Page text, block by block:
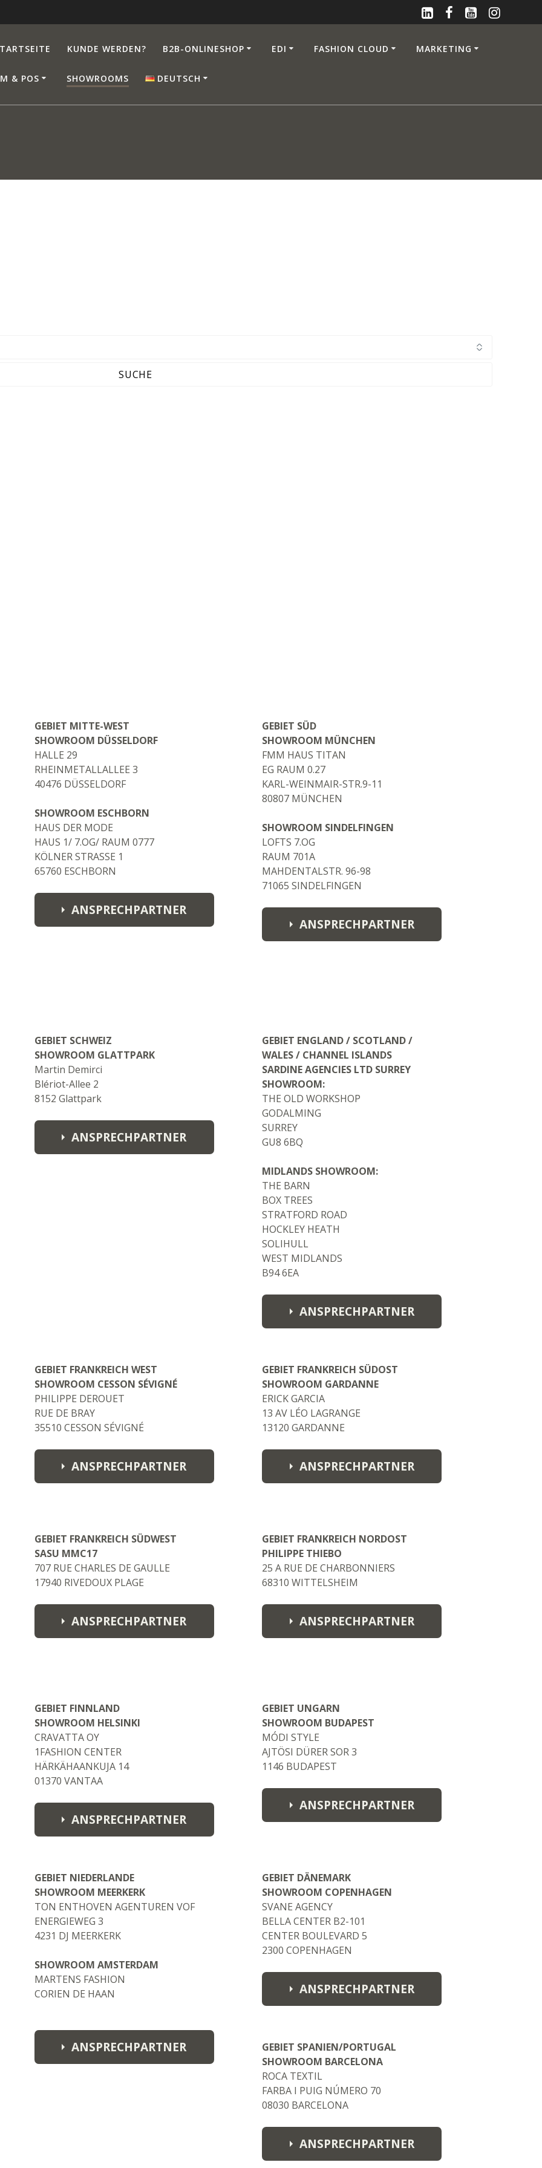
KUNDE WERDEN? B2B-ONLINESHOP EDI FASHION CLOUD MARKETING
& POS SHOWROOMS DEUTSCH
Deutsch
GEBIET MITTE-WEST
SHOWROOM DÜSSELDORF
HALLE 29
RHEINMETALLALLEE 3
40476 DÜSSELDORF
SHOWROOM ESCHBORN
HAUS DER MODE
HAUS 1/ 7.OG/ RAUM 0777
KÖLNER STRASSE 1
65760 ESCHBORN
ANSPRECHPARTNER
M: +49 151 57927940
AREA MANAGERIN STEPHANIE
WAGEMANN
stephanie.wagemann@fynch-
hatton.de
GEBIET SÜD
SHOWROOM MÜNCHEN
FMM HAUS TITAN
EG RAUM 0.27
KARL-WEINMAIR-STR.9-11
80807 MÜNCHEN
SHOWROOM SINDELFINGEN
LOFTS 7.OG
RAUM 701A
MAHDENTALSTR. 96-98
71065 SINDELFINGEN
ANSPRECHPARTNER
martin.koch@fynch-hatton.de
M: +49 151 57923568
AREA MANAGER ALEXANDER
FREMEREY
alexander.fremerey@fynch-
hatton.de
M: +49 171 1226842
GEBIET SCHWEIZ
SHOWROOM GLATTPARK
Martin Demirci
Blériot-Allee 2
8152 Glattpark
ANSPRECHPARTNER
GEBIET ENGLAND / SCOTLAND /
WALES / CHANNEL ISLANDS
SARDINE AGENCIES LTD SURREY
SHOWROOM:
THE OLD WORKSHOP
GODALMING
SURREY
GU8 6BQ
MIDLANDS SHOWROOM:
THE BARN
BOX TREES
STRATFORD ROAD
HOCKLEY HEATH
SOLIHULL
WEST MIDLANDS
B94 6EA
ANSPRECHPARTNER
glenn@sardineargencies.co.uk
Sean
sean@sardineargencies.co.uk
jamie@sardineargencies.co.uk
GEBIET FRANKREICH WEST
SHOWROOM CESSON SÉVIGNÉ
PHILIPPE DEROUET
RUE DE BRAY
35510 CESSON SÉVIGNÉ
ANSPRECHPARTNER
Philippe Derouet
phd.trading@orange.fr
GEBIET FRANKREICH SÜDOST
SHOWROOM GARDANNE
ERICK GARCIA
13 AV LÉO LAGRANGE
13120 GARDANNE
ANSPRECHPARTNER
GEBIET FRANKREICH SÜDWEST
SASU MMC17
707 RUE CHARLES DE GAULLE
17940 RIVEDOUX PLAGE
ANSPRECHPARTNER
GEBIET FRANKREICH NORDOST
PHILIPPE THIEBO
25 A RUE DE CHARBONNIERS
68310 WITTELSHEIM
ANSPRECHPARTNER
GEBIET FINNLAND
SHOWROOM HELSINKI
CRAVATTA OY
1FASHION CENTER
HÄRKÄHAANKUJA 14
01370 VANTAA
ANSPRECHPARTNER
GEBIET UNGARN
SHOWROOM BUDAPEST
MÓDI STYLE
AJTÖSI DÜRER SOR 3
1146 BUDAPEST
ANSPRECHPARTNER
GEBIET NIEDERLANDE
SHOWROOM MEERKERK
TON ENTHOVEN AGENTUREN VOF
ENERGIEWEG 3
4231 DJ MEERKERK
SHOWROOM AMSTERDAM
MARTENS FASHION
CORIEN DE HAAN
ANSPRECHPARTNER
GEBIET DÄNEMARK
SHOWROOM COPENHAGEN
SVANE AGENCY
BELLA CENTER B2-101
CENTER BOULEVARD 5
2300 COPENHAGEN
ANSPRECHPARTNER
GEBIET SPANIEN/PORTUGAL
SHOWROOM BARCELONA
ROCA TEXTIL
FARBA I PUIG NÚMERO 70
08030 BARCELONA
ANSPRECHPARTNER